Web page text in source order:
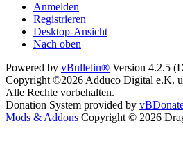
Anmelden
Registrieren
Desktop-Ansicht
Nach oben
Powered by vBulletin® Version 4.2.5
Copyright ©2026 Adduco Digital e.K.
Alle Rechte vorbehalten.
Donation System provided by
Mods & Addons Copyright © 2026